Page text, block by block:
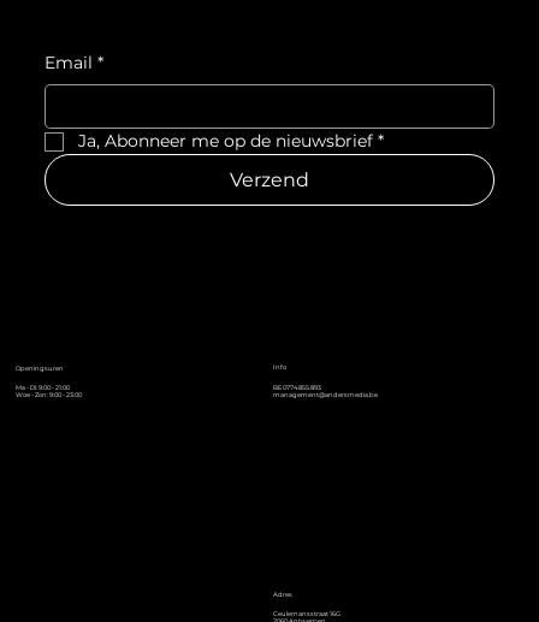
Email *
Ja, Abonneer me op de nieuwsbrief *
Verzend
Info
BE0774.855.893
management@andersmedia.be
Openingsuren
Ma - Di: 9:00 - 21:00
Woe - Zon: 9:00 - 23:00
Adres
Ceulemansstraat 16G